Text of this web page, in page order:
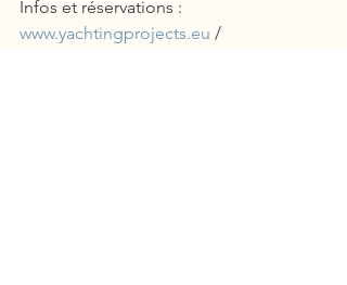
Infos et réservations :
www.yachtingprojects.eu /